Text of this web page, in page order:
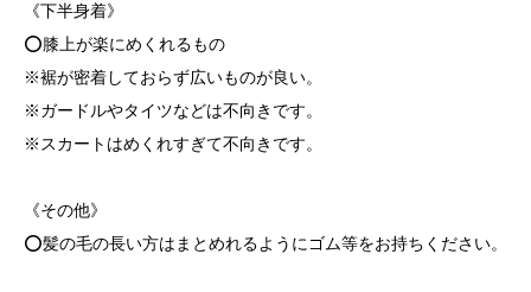
《下半身着》
⭕️膝上が楽にめくれるもの
※裾が密着しておらず広いものが良い。
※ガードルやタイツなどは不向きです。
※スカートはめくれすぎて不向きです。
《その他》
⭕️髪の毛の長い方はまとめれるようにゴム等をお持ちください。